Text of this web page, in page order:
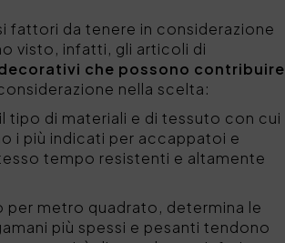
fattori da tenere in considerazione
visto, infatti, gli articoli di
che possono contribuire
nella scelta:
tipo di materiali e di tessuto con cui
i più indicati per accappatoi e
tempo resistenti e altamente
per metro quadrato, determina le
più spessi e pesanti tendono